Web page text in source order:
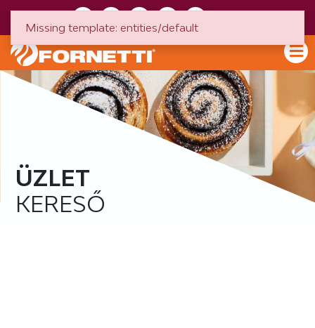
ÜZLET
KERESŐ
Missing template: entities/default